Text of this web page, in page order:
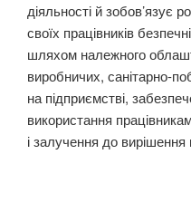
діяльності й зобов’язує
своїх праців­ників
шляхом належ­ного
виробничих, санітар­но-
на підприємстві,
використання
і залучення до